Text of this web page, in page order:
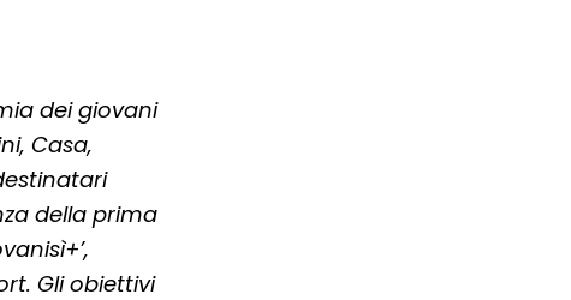
dei giovani
Casa,
della prima
Gli obiettivi